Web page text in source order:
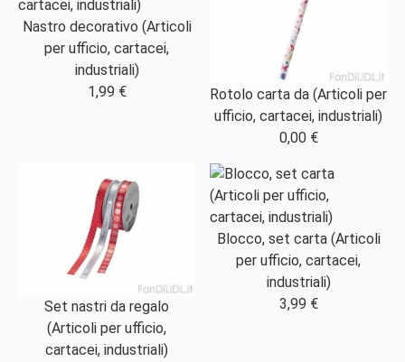
Nastro decorativo (Articoli
per ufficio, cartacei,
industriali)
1,99 €
Rotolo carta da (Articoli per
ufficio, cartacei, industriali)
0,00 €
Set nastri da regalo
(Articoli per ufficio,
cartacei, industriali)
Blocco, set carta (Articoli
per ufficio, cartacei,
industriali)
3,99 €